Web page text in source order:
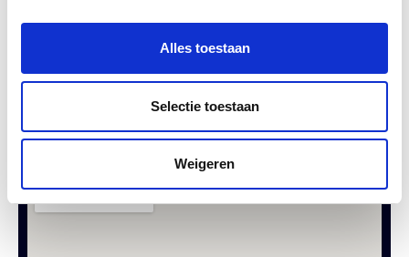
Alles toestaan
Selectie toestaan
Weigeren
VERZENDEN